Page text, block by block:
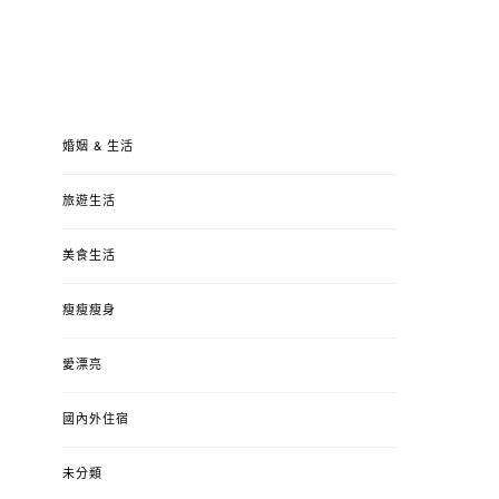
婚姻 & 生活
旅遊生活
美食生活
瘦瘦瘦身
愛漂亮
國內外住宿
未分類